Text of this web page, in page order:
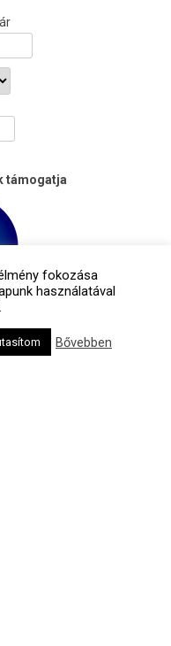
támogatja
fokozása
használatával
Bővebben